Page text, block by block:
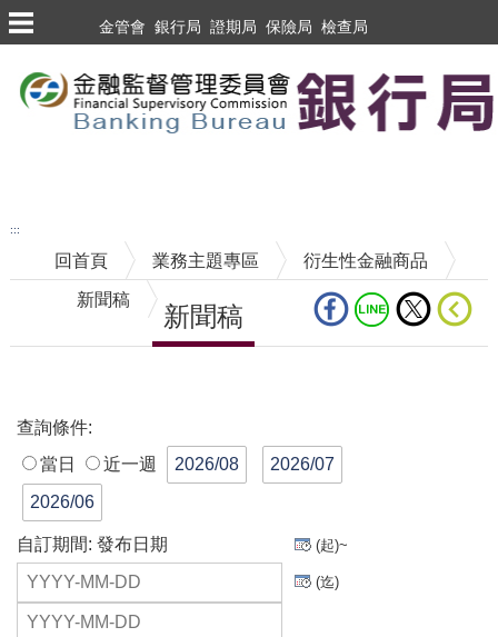
跳到主要內容區塊
金管會 銀行局 證期局 保險局 檢查局
:::
回首頁 業務主題專區 衍生性金融商品
新聞稿
新聞稿
查詢條件:
當日
近一週 2026/08
2026/07
2026/06
自訂期間:發布日期 (起)~
(迄)